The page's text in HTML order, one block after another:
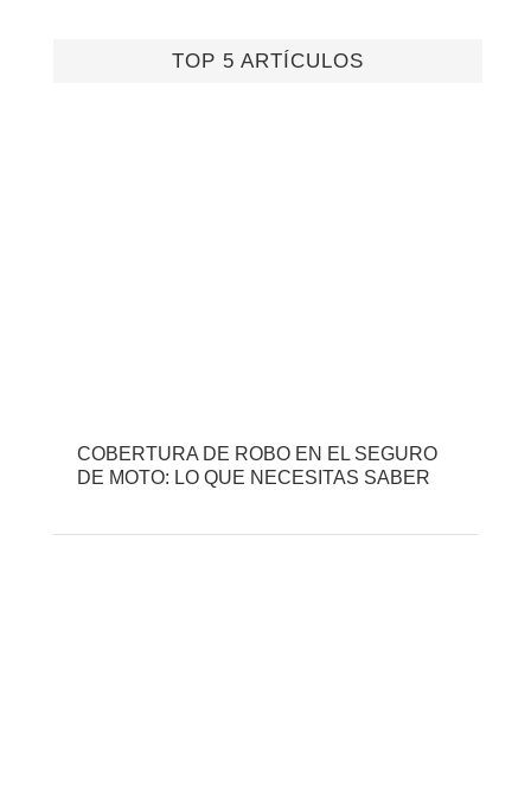
TOP 5 ARTÍCULOS
COBERTURA DE ROBO EN EL SEGURO
DE MOTO: LO QUE NECESITAS SABER